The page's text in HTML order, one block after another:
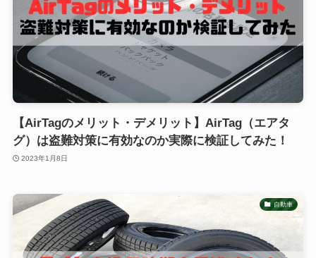
【AirTagのメリット・デメリット】AirTag（エアタ
グ）は盗難対策に有効なのか実際に検証してみた！
2023年1月8日
自動車